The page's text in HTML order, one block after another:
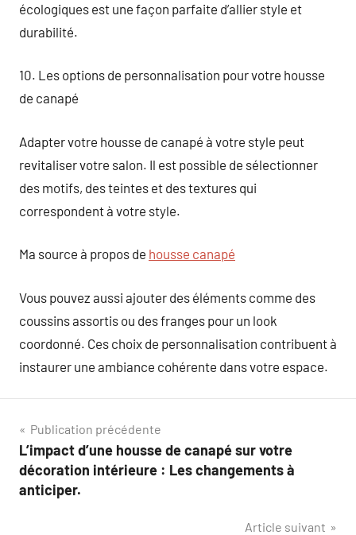
écologiques est une façon parfaite d’allier style et
durabilité.
10. Les options de personnalisation pour votre housse
de canapé
Adapter votre housse de canapé à votre style peut
revitaliser votre salon. Il est possible de sélectionner
des motifs, des teintes et des textures qui
correspondent à votre style.
Ma source à propos de housse canapé
Vous pouvez aussi ajouter des éléments comme des
coussins assortis ou des franges pour un look
coordonné. Ces choix de personnalisation contribuent à
instaurer une ambiance cohérente dans votre espace.
Navigation
de
l’article
Publication précédente
L’impact d’une housse de canapé sur votre
décoration intérieure : Les changements à
anticiper.
Article suivant